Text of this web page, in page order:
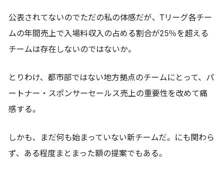
公表されてないのでただの私の体感だが、Tリーグ各チー
ムの年間売上で入場料収入の占める割合が25％を超える
チームは存在しないのではないか。
とりわけ、都市部ではない地方拠点のチームにとって、パ
ートナー・スポンサーセールス売上の重要性を改めて痛
感する。
しかも、まだ何も始まっていない新チームだ。にも関わら
ず、ある程度まとまった額の提案でもある。